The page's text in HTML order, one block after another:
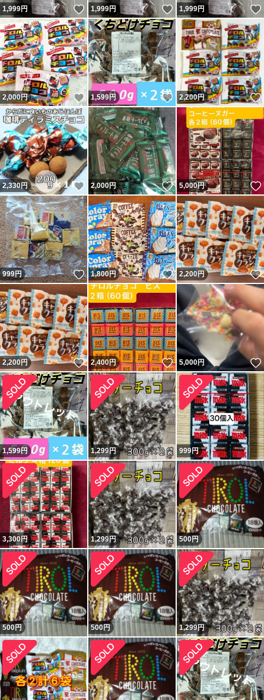
1,999円 いいね！
1,999円 いいね！
1,999円
2,000円 いいね！
1,599円 いいね！
2,200円
2,330円 いいね！
2,000円 いいね！
5,000円
999円 いいね！
1,800円 いいね！
2,200円
2,200円 いいね！
2,400円 いいね！
5,000円
1,599円 1,299円 999円
3,300円 1,299円 500円
500円 500円 1,299円